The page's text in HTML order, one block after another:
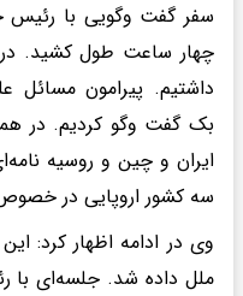
سفر گفت وگویی با رئیس
چهار ساعت طول کشید.
داشتیم. پیرامون مسائل
بک گفت وگو کردیم. در
ایران و چین و روسیه
سه کشور اروپایی در
وی در ادامه اظهار کرد:
ملل داده شد. جلسه‌ای با